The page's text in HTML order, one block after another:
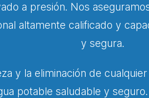
a presión. Nos
altamente calificado y
y segura.
y la eliminación de
potable saludable y